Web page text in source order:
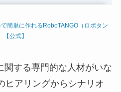
簡単に作れるRoboTANGO（ロボタン
【公式】
関する専門的な人材がいな
ヒアリングからシナリオ